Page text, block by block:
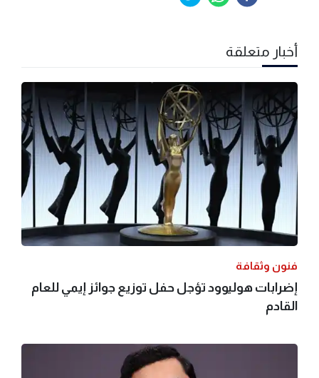
أخبار متعلقة
فنون وثقافة
إضرابات هوليوود تؤجل حفل توزيع جوائز إيمي للعام
القادم